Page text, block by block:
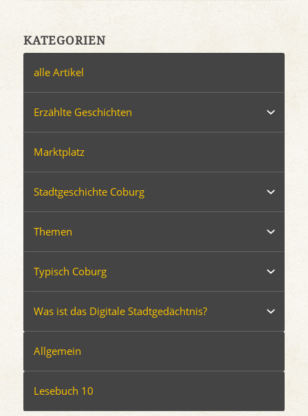
KATEGORIEN
alle Artikel
Erzählte Geschichten
Marktplatz
Stadtgeschichte Coburg
Themen
Typisch Coburg
Was ist das Digitale Stadtgedächtnis?
Allgemein
Lesebuch 10